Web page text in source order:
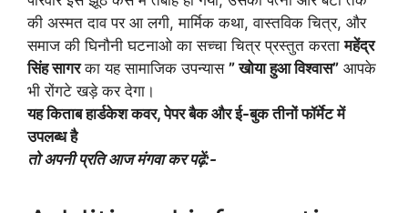
की अस्मत दाव पर आ लगी, मार्मिक कथा, वास्तविक चित्र, और
समाज की घिनौनी घटनाओ का सच्चा चित्र प्रस्तुत करतामहेंद्र
सिंह सागरका यह सामाजिक उपन्यास ” खोया हुआ विश्वास” आपके
भी रोंगटे खड़े कर देगा।
यह किताब हार्डकेश कवर, पेपर बैक और ई-बुक तीनों फॉर्मेट में
उपलब्ध है
तो अपनी प्रति आज मंगवा कर पढ़ें:-